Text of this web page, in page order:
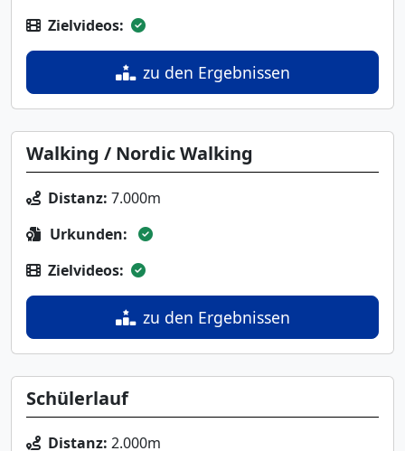
Zielvideos:
zu den Ergebnissen
Walking / Nordic Walking
Distanz: 7.000m
Urkunden:
Zielvideos:
zu den Ergebnissen
Schülerlauf
Distanz: 2.000m